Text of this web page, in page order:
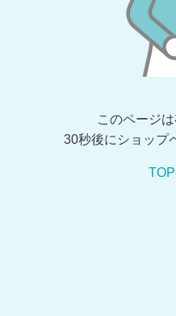
このページは
30秒後にショップ